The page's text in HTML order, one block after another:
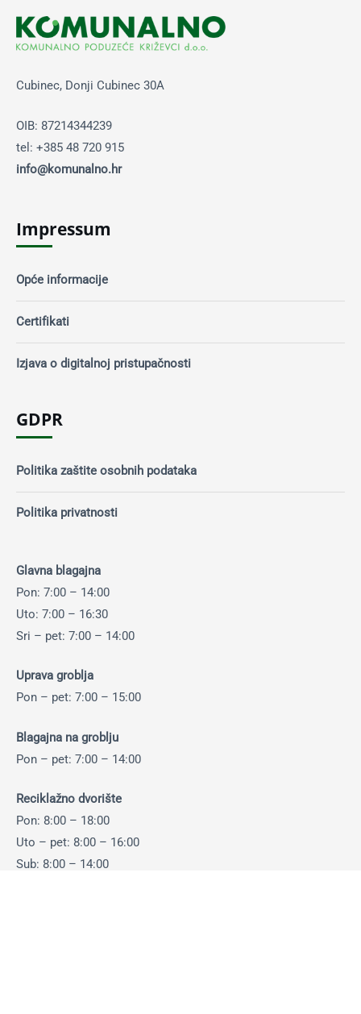
Cubinec, Donji Cubinec 30A
OIB: 87214344239
tel: +385 48 720 915
info@komunalno.hr
Impressum
Opće informacije
Certifikati
Izjava o digitalnoj pristupačnosti
GDPR
Politika zaštite osobnih podataka
Politika privatnosti
Glavna blagajna
Pon: 7:00 – 14:00
Uto: 7:00 – 16:30
Sri – pet: 7:00 – 14:00
Uprava groblja
Pon – pet: 7:00 – 15:00
Blagajna na groblju
Pon – pet: 7:00 – 14:00
Reciklažno dvorište
Pon: 8:00 – 18:00
Uto – pet: 8:00 – 16:00
Sub: 8:00 – 14:00